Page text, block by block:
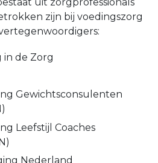
zijn bij voedingszorg
in de Zorg
Gewichtsconsulenten
Leefstijl Coaches
Nederland